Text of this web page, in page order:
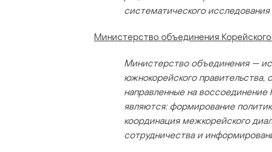
систематического
Министерство объединения
Министерство объединения —
южнокорейского
направленные на
являются: формирование
координация межкорейского
сотрудничества и